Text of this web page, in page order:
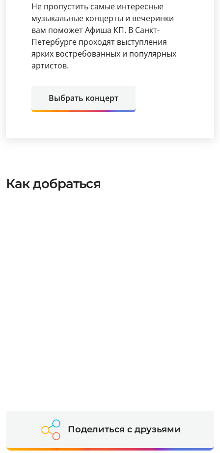
Не пропустить самые интересные
музыкальные концерты и вечеринки
вам поможет Афиша КП. В Санкт-
Петербурге проходят выступления
ярких востребованных и популярных
артистов.
Выбрать концерт
Как добраться
Поделиться с друзьями